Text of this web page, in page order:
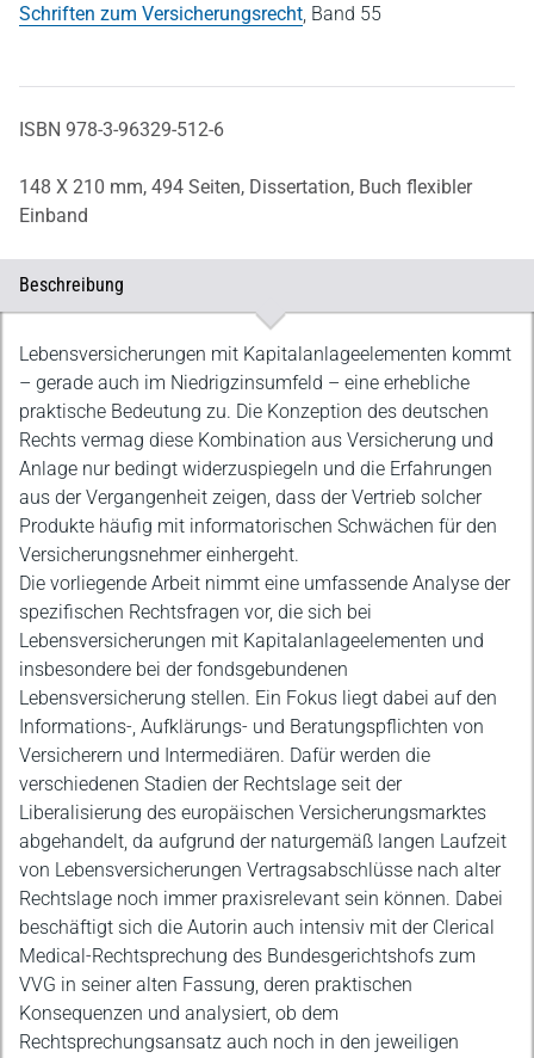
Schriften zum Versicherungsrecht, Band 55
ISBN 978-3-96329-512-6
148 X 210 mm, 494 Seiten, Dissertation, Buch flexibler
Einband
Beschreibung
Beschreibung
Lebensversicherungen mit Kapitalanlageelementen kommt
– gerade auch im Niedrigzinsumfeld – eine erhebliche
praktische Bedeutung zu. Die Konzeption des deutschen
Rechts vermag diese Kombination aus Versicherung und
Anlage nur bedingt widerzuspiegeln und die Erfahrungen
aus der Vergangenheit zeigen, dass der Vertrieb solcher
Produkte häufig mit informatorischen Schwächen für den
Versicherungsnehmer einhergeht.
Die vorliegende Arbeit nimmt eine umfassende Analyse der
spezifischen Rechtsfragen vor, die sich bei
Lebensversicherungen mit Kapitalanlageelementen und
insbesondere bei der fondsgebundenen
Lebensversicherung stellen. Ein Fokus liegt dabei auf den
Informations-, Aufklärungs- und Beratungspflichten von
Versicherern und Intermediären. Dafür werden die
verschiedenen Stadien der Rechtslage seit der
Liberalisierung des europäischen Versicherungsmarktes
abgehandelt, da aufgrund der naturgemäß langen Laufzeit
von Lebensversicherungen Vertragsabschlüsse nach alter
Rechtslage noch immer praxisrelevant sein können. Dabei
beschäftigt sich die Autorin auch intensiv mit der Clerical
Medical-Rechtsprechung des Bundesgerichtshofs zum
VVG in seiner alten Fassung, deren praktischen
Konsequenzen und analysiert, ob dem
Rechtsprechungsansatz auch noch in den jeweiligen